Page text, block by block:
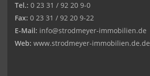
Tel.: 0 23 31 / 92 20 9-0
Fax: 0 23 31 / 92 20 9-22
E-Mail: info@strodmeyer-immobilien.de
Web: www.strodmeyer-immobilien.de.de